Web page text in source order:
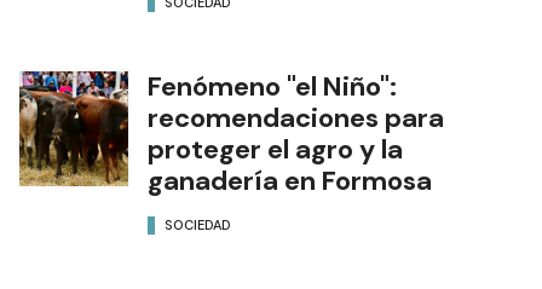
Fenómeno "el Niño":
recomendaciones para
proteger el agro y la
ganadería en Formosa
SOCIEDAD